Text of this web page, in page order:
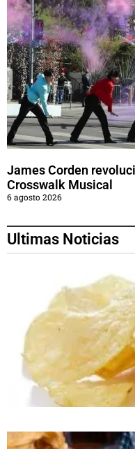
James Corden
Crosswalk Musical
6 agosto 2026
Ultimas Noticias